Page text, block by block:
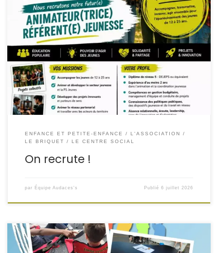
REJOIGNEZ L’AVENTURE AUDACES’S !Nous recrutons notre
futur(e) Animateur(trice) Référent(e) Jeunesse ! Tu
recherches un métier qui a du sens ? Tu crois au pouvoir
d’agir des jeunes ? Tu aimes créer, innover,
accompagner des projets et faire grandir les talents ?
Alors cette aventure est faite pour toi ! Depuis […]
ENFANCE ET PETITE-ENFANCE
L'ASSOCIATION
LE BRIQUET
LE CENTRE SOCIAL
On recrute !
par Équipe Audaces's Publié6 juillet 2026